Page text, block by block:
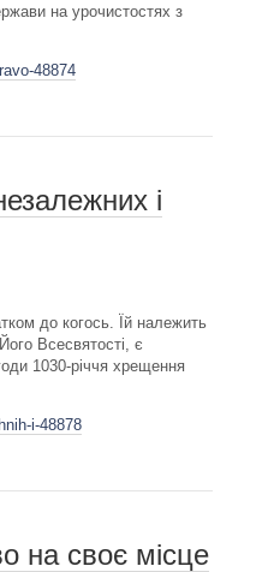
на урочистостях з
48874
і
до когось. Їй належить
Всесвятості, є
1030-річчя хрещення
i-48878
на своє місце